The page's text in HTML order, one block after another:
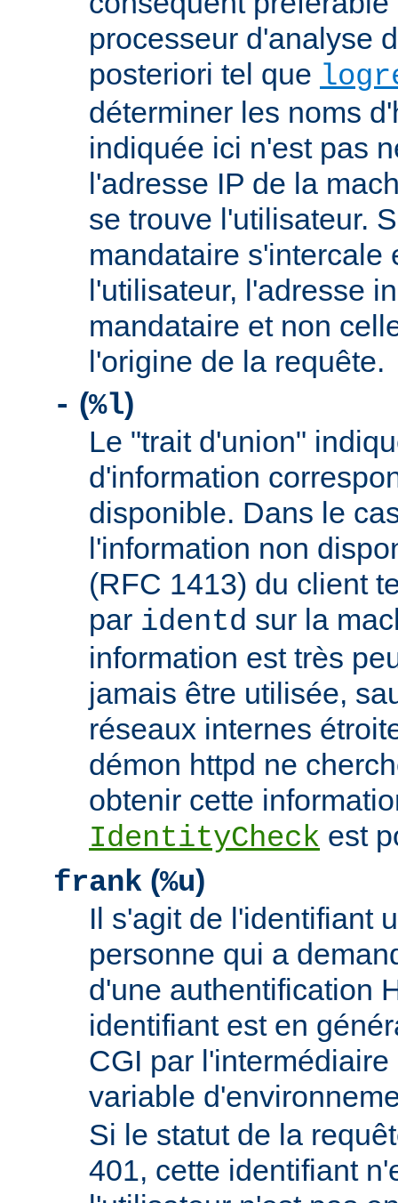
processeur d'analyse
posteriori tel que
déterminer les noms
indiquée ici n'est pas
l'adresse IP de la
se trouve l'utilisateur.
mandataire s'intercale
l'utilisateur, l'adresse
mandataire et non
l'origine de la requête.
- (%l)
Le "trait d'union"
d'information
disponible. Dans le
l'information non
(RFC 1413) du client
par identd sur la
information est très
jamais être utilisée,
réseaux internes
démon httpd ne
obtenir cette
IdentityCheck est
frank (%u)
Il s'agit de l'identifiant
personne qui a
d'une authentification
identifiant est en
CGI par
variable
Si le statut de la
401, cette identifiant